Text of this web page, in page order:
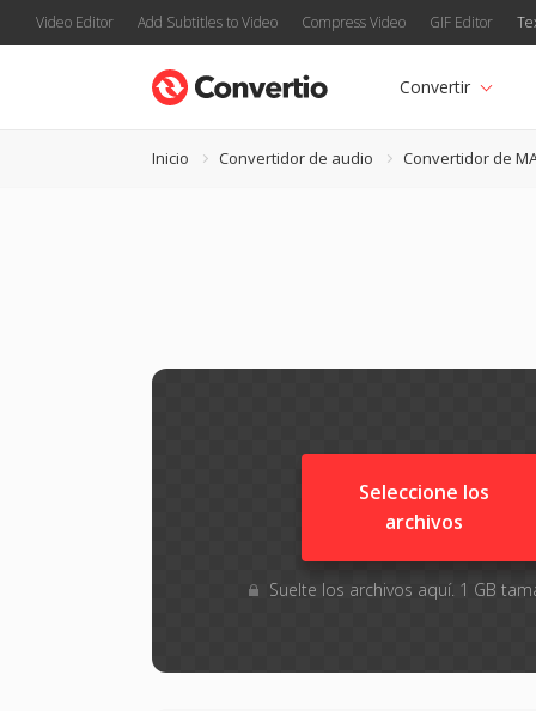
Video Editor Add Subtitles to Video Compress Video GIF Editor
Convertir
Inicio Convertidor de audio Convertidor de
Seleccione los
archivos
Suelte los archivos aquí. 1 GB